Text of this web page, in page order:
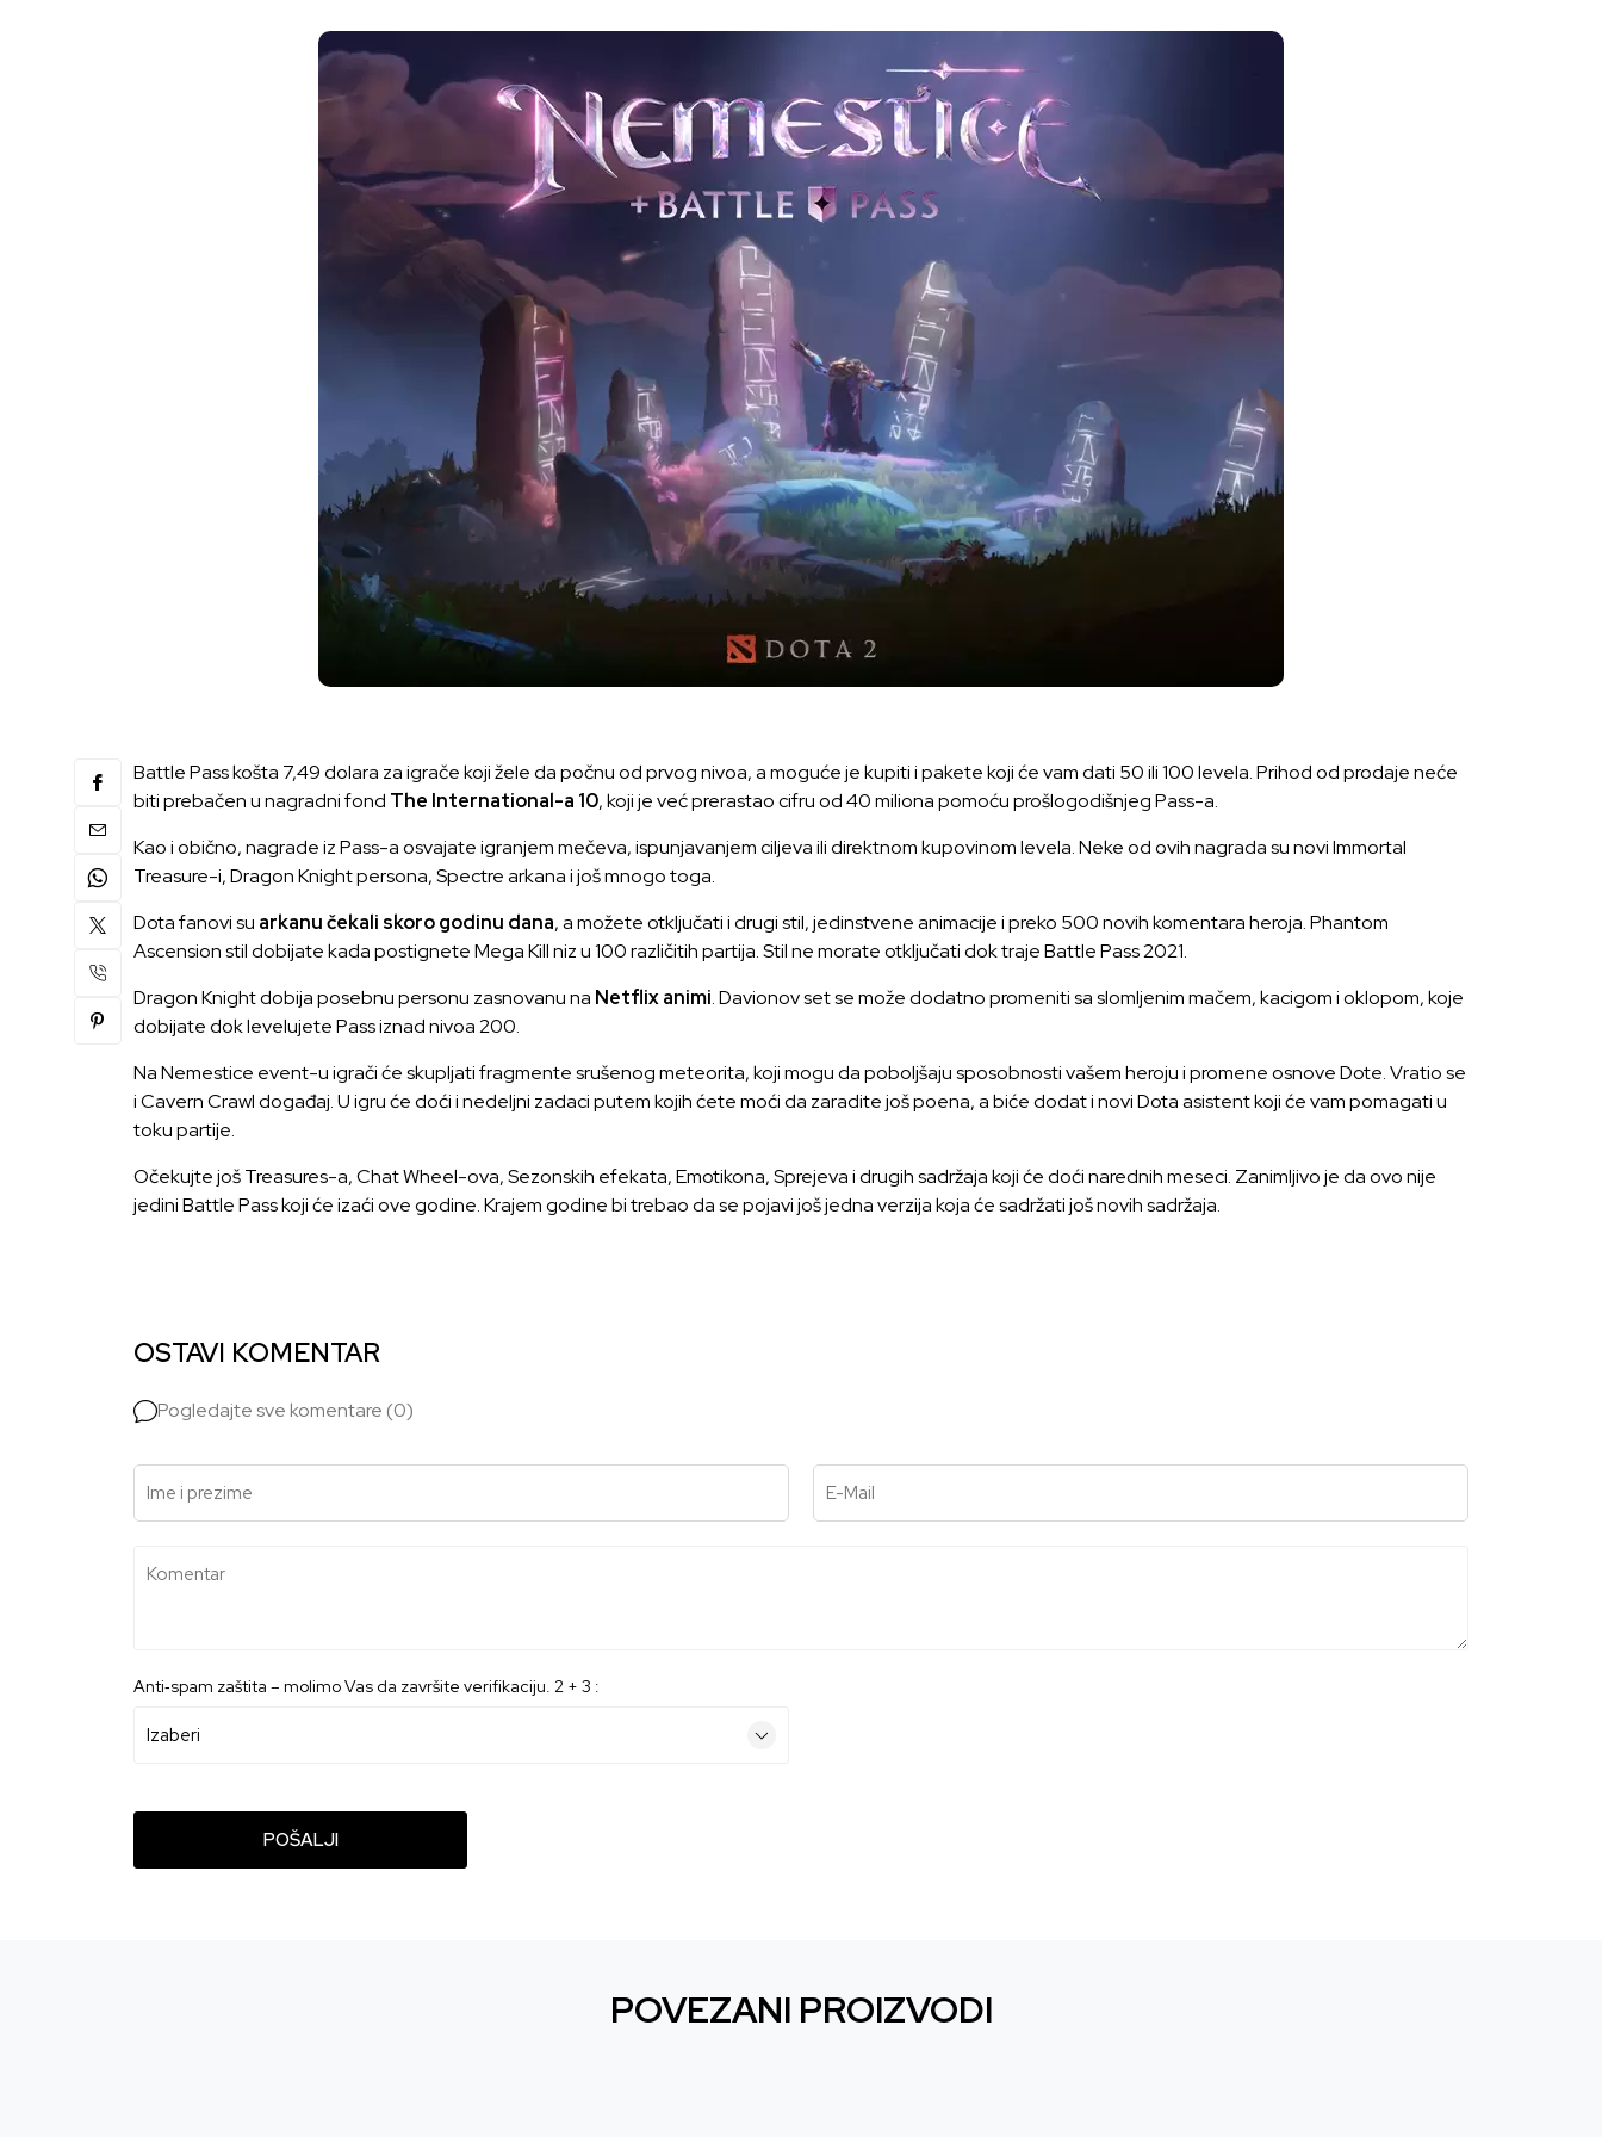
Battle Pass košta 7,49 dolara za igrače koji žele da počnu od prvog nivoa, a moguće je kupiti i pakete koji će vam dati 50 ili 100 levela. Prihod od prodaje neće
biti prebačen u nagradni fond The International-a 10, koji je već prerastao cifru od 40 miliona pomoću prošlogodišnjeg Pass-a.
Kao i obično, nagrade iz Pass-a osvajate igranjem mečeva, ispunjavanjem ciljeva ili direktnom kupovinom levela. Neke od ovih nagrada su novi Immortal
Treasure-i, Dragon Knight persona, Spectre arkana i još mnogo toga.
Dota fanovi su arkanu čekali skoro godinu dana, a možete otključati i drugi stil, jedinstvene animacije i preko 500 novih komentara heroja. Phantom
Ascension stil dobijate kada postignete Mega Kill niz u 100 različitih partija. Stil ne morate otključati dok traje Battle Pass 2021.
Dragon Knight dobija posebnu personu zasnovanu na Netflix animi. Davionov set se može dodatno promeniti sa slomljenim mačem, kacigom i oklopom, koje
dobijate dok levelujete Pass iznad nivoa 200.
Na Nemestice event-u igrači će skupljati fragmente srušenog meteorita, koji mogu da poboljšaju sposobnosti vašem heroju i promene osnove Dote. Vratio se
i Cavern Crawl događaj. U igru će doći i nedeljni zadaci putem kojih ćete moći da zaradite još poena, a biće dodat i novi Dota asistent koji će vam pomagati u
toku partije.
Očekujte još Treasures-a, Chat Wheel-ova, Sezonskih efekata, Emotikona, Sprejeva i drugih sadržaja koji će doći narednih meseci. Zanimljivo je da ovo nije
jedini Battle Pass koji će izaći ove godine. Krajem godine bi trebao da se pojavi još jedna verzija koja će sadržati još novih sadržaja.
OSTAVI KOMENTAR
Pogledajte sve komentare (0)
Ime i prezime E-Mail
Komentar
Anti‑spam zaštita – molimo Vas da završite verifikaciju. 2 + 3 :
POŠALJI
POVEZANI PROIZVODI